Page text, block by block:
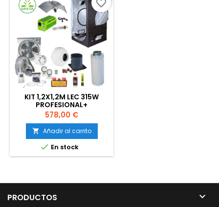
KIT 1,2X1,2M LEC 315W
PROFESIONAL+
Precio
578,00 €
 Añadir al carrito
 En stock
favorite_border
PRODUCTOS 